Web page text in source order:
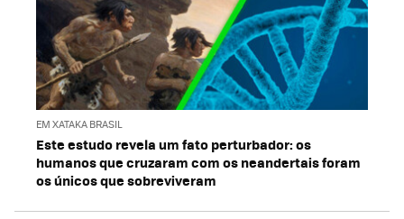
EM XATAKA BRASIL
Este estudo revela um fato perturbador: os
humanos que cruzaram com os neandertais foram
os únicos que sobreviveram